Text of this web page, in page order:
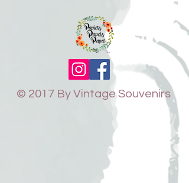
© 2017 By Vintage Souvenirs